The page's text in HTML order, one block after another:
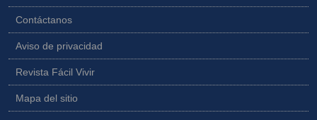
Contáctanos
Aviso de privacidad
Revista Fácil Vivir
Mapa del sitio